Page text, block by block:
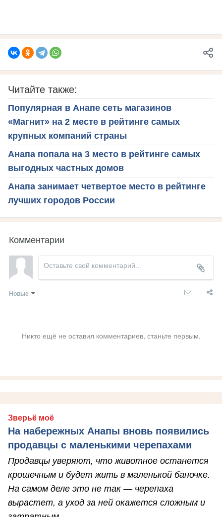
Читайте также:
Популярная в Анапе сеть магазинов
«Магнит» на 2 месте в рейтинге самых
крупных компаний страны
Анапа попала на 3 место в рейтинге самых
выгодных частных домов
Анапа занимает четвертое место в рейтинге
лучших городов России
Комментарии
Новые
Никто ещё не оставил комментариев, станьте первым.
Зверьё моё
На набережных Анапы вновь появились
продавцы с маленькими черепахами
Продавцы уверяют, что животное останется
крошечным и будет жить в маленькой баночке.
На самом деле это не так — черепаха
вырастет, а уход за ней окажется сложным и